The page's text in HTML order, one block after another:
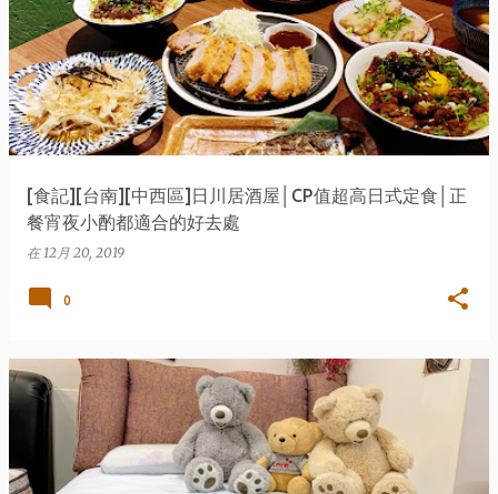
[食記][台南][中西區]日川居酒屋│CP值超高日式定食│正
餐宵夜小酌都適合的好去處
在12月 20, 2019
0